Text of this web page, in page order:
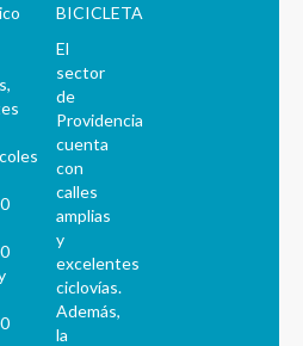
BICICLETA
El
sector
de
Providencia
cuenta
con
calles
amplias
y
excelentes
ciclovías.
Además,
la